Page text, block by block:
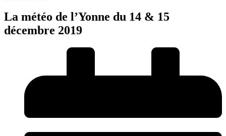
La météo de l’Yonne du 14 & 15
décembre 2019